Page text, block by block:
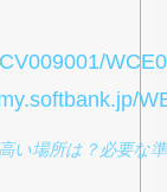
い場所は？必要な